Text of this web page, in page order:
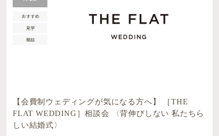
おすすめ
見学
相談
【会費制ウェディングが気になる方へ】 ［THE
FLAT WEDDING］相談会 〈背伸びしない 私たちら
しい結婚式〉